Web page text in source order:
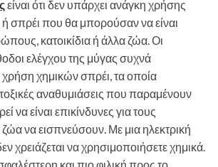
είναι ότι δεν υπάρχει ανάγκη χρήσης
σπρέι που θα μπορούσαν να είναι
κατοικίδια ή άλλα ζώα. Οι
ελέγχου της μύγας συχνά
χημικών σπρέι, τα οποία
αναθυμιάσεις που παραμένουν
να είναι επικίνδυνες για τους
να εισπνεύσουν. Με μια ηλεκτρική
χρειάζεται να χρησιμοποιήσετε χημικά.